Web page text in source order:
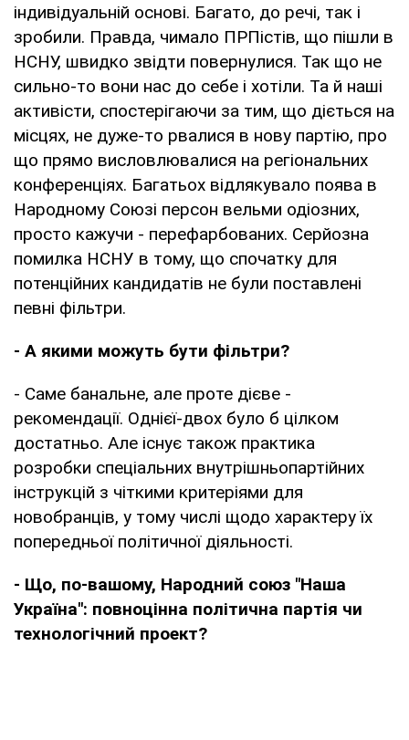
індивідуальній основі. Багато, до речі, так і
зробили. Правда, чимало ПРПістів, що пішли в
НСНУ, швидко звідти повернулися. Так що не
сильно-то вони нас до себе і хотіли. Та й наші
активісти, спостерігаючи за тим, що діється на
місцях, не дуже-то рвалися в нову партію, про
що прямо висловлювалися на регіональних
конференціях. Багатьох відлякувало поява в
Народному Союзі персон вельми одіозних,
просто кажучи - перефарбованих. Серйозна
помилка НСНУ в тому, що спочатку для
потенційних кандидатів не були поставлені
певні фільтри.
- А якими можуть бути фільтри?
- Саме банальне, але проте дієве -
рекомендації. Однієї-двох було б цілком
достатньо. Але існує також практика
розробки спеціальних внутрішньопартійних
інструкцій з чіткими критеріями для
новобранців, у тому числі щодо характеру їх
попередньої політичної діяльності.
- Що, по-вашому, Народний союз "Наша
Україна": повноцінна політична партія чи
технологічний проект?